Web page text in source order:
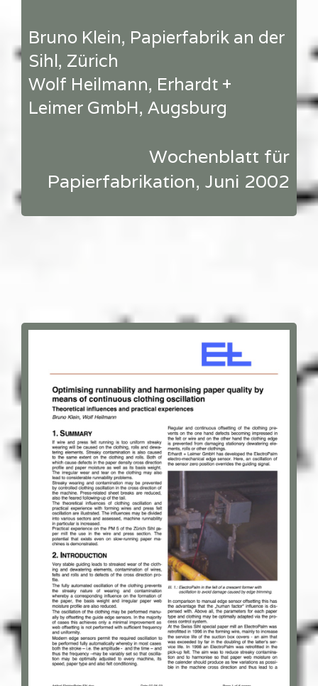
Bruno Klein, Papierfabrik an der
Sihl, Zürich
Wolf Heilmann, Erhardt +
Leimer GmbH, Augsburg
Wochenblatt für
Papierfabrikation, Juni 2002